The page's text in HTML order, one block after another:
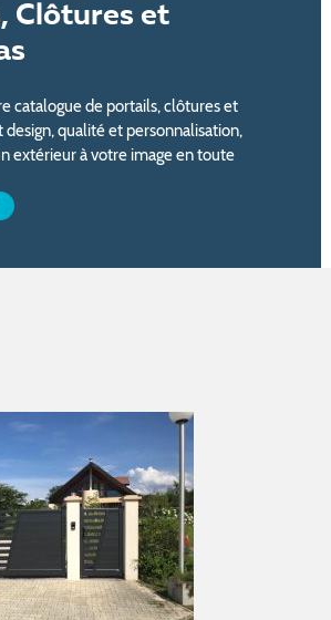
Clôtures et
catalogue de portails, clôtures et
design, qualité et personnalisation,
extérieur à votre image en toute